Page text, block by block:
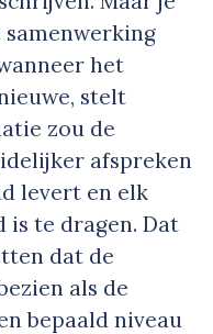
het
stelt
zou de
afspreken
levert en elk
is te dragen. Dat
dat de
als de
bepaald niveau